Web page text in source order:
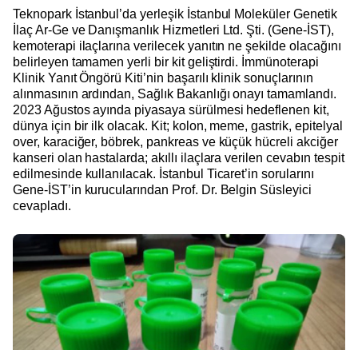
Teknopark İstanbul’da yerleşik İstanbul Moleküler Genetik
İlaç Ar-Ge ve Danışmanlık Hizmetleri Ltd. Şti. (Gene-İST),
kemoterapi ilaçlarına verilecek yanıtın ne şekilde olacağını
belirleyen tamamen yerli bir kit geliştirdi. İmmünoterapi
Klinik Yanıt Öngörü Kiti’nin başarılı klinik sonuçlarının
alınmasının ardından, Sağlık Bakanlığı onayı tamamlandı.
2023 Ağustos ayında piyasaya sürülmesi hedeflenen kit,
dünya için bir ilk olacak. Kit; kolon, meme, gastrik, epitelyal
over, karaciğer, böbrek, pankreas ve küçük hücreli akciğer
kanseri olan hastalarda; akıllı ilaçlara verilen cevabın tespit
edilmesinde kullanılacak. İstanbul Ticaret’in sorularını
Gene-İST’in kurucularından Prof. Dr. Belgin Süsleyici
cevapladı.